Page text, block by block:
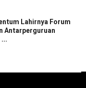
Lahirnya Forum
Antarperguruan